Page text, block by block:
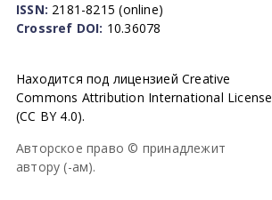
ISSN: 2181-8215 (online)
Crossref DOI: 10.36078
Находится под лицензией Creative
Commons Attribution International License
(CC BY 4.0).
Авторское право © принадлежит
автору (-ам).